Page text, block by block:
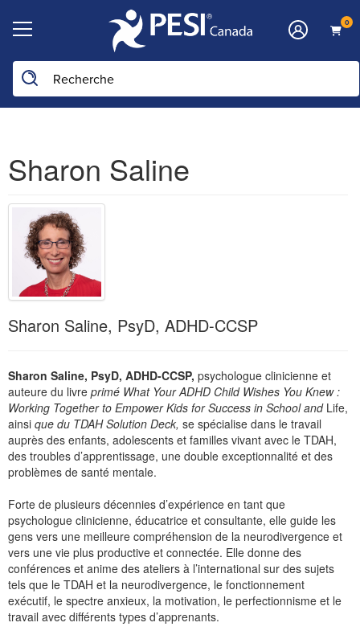
0
Sharon Saline
Sharon Saline, PsyD, ADHD-CCSP
Sharon Saline, PsyD, ADHD-CCSP, psychologue clinicienne et
auteure du livre primé What Your ADHD Child Wishes You Knew :
Working Together to Empower Kids for Success in School andLife,
ainsi que du TDAH Solution Deck, se spécialise dans le travail
auprès des enfants, adolescents et familles vivant avec le TDAH,
des troubles d’apprentissage, une double exceptionnalité et des
problèmes de santé mentale.
Forte de plusieurs décennies d’expérience en tant que
psychologue clinicienne, éducatrice et consultante, elle guide les
gens vers une meilleure compréhension de la neurodivergence et
vers une vie plus productive et connectée. Elle donne des
conférences et anime des ateliers à l’international sur des sujets
tels que le TDAH et la neurodivergence, le fonctionnement
exécutif, le spectre anxieux, la motivation, le perfectionnisme et le
travail avec différents types d’apprenants.